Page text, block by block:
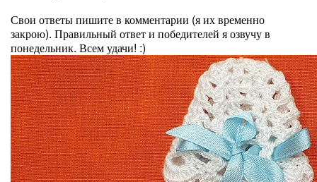
Свои ответы пишите в комментарии (я их временно
закрою). Правильный ответ и победителей я озвучу в
понедельник. Всем удачи! :)